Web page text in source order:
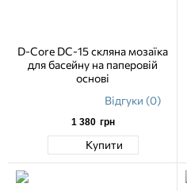
D-Core DC-15 скляна мозаїка
для басейну на паперовій
основі
Відгуки (0)
1 380 грн
Купити